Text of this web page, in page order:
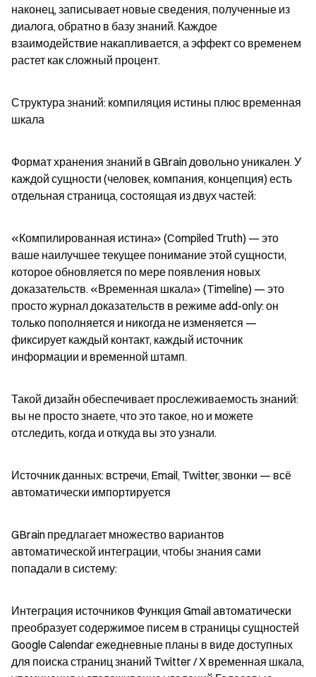
наконец, записывает новые сведения, полученные из
диалога, обратно в базу знаний. Каждое
взаимодействие накапливается, а эффект со временем
растет как сложный процент.
Структура знаний: компиляция истины плюс временная
шкала
Формат хранения знаний в GBrain довольно уникален. У
каждой сущности (человек, компания, концепция) есть
отдельная страница, состоящая из двух частей:
«Компилированная истина» (Compiled Truth) — это
ваше наилучшее текущее понимание этой сущности,
которое обновляется по мере появления новых
доказательств. «Временная шкала» (Timeline) — это
просто журнал доказательств в режиме add-only: он
только пополняется и никогда не изменяется —
фиксирует каждый контакт, каждый источник
информации и временной штамп.
Такой дизайн обеспечивает прослеживаемость знаний:
вы не просто знаете, что это такое, но и можете
отследить, когда и откуда вы это узнали.
Источник данных: встречи, Email, Twitter, звонки — всё
автоматически импортируется
GBrain предлагает множество вариантов
автоматической интеграции, чтобы знания сами
попадали в систему:
Интеграция источников Функция Gmail автоматически
преобразует содержимое писем в страницы сущностей
Google Calendar ежедневные планы в виде доступных
для поиска страниц знаний Twitter / X временная шкала,